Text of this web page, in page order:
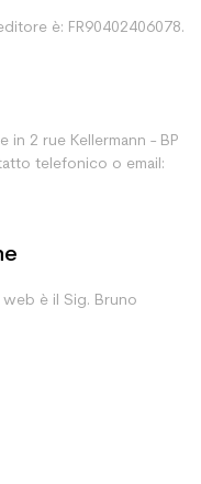
è: FR90402406078.
in 2 rue Kellermann - BP
telefonico o email:
è il Sig. Bruno